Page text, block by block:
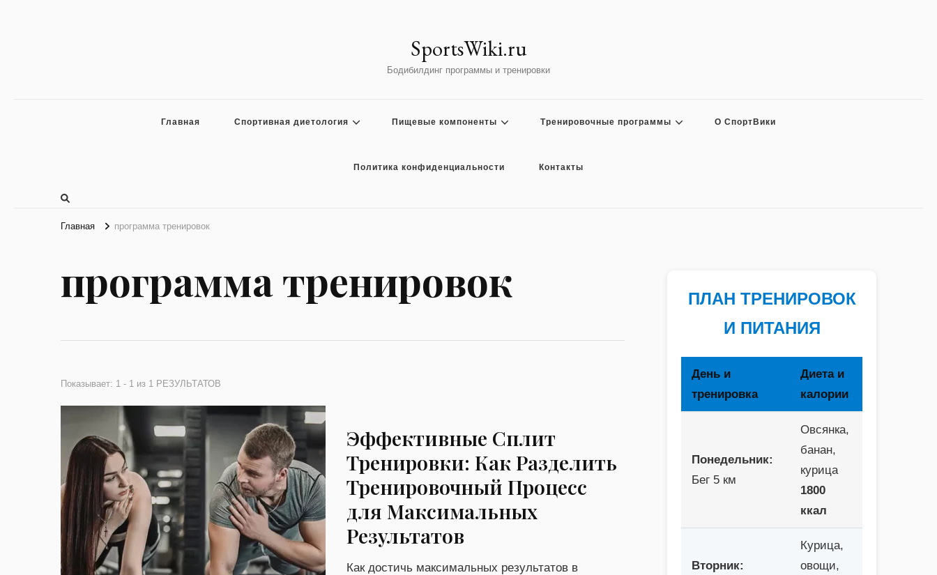
SportsWiki.ru
Бодибилдинг программы и тренировки
Главная Спортивная диетология Пищевые компоненты Тренировочные программы О СпортВики
Политика конфиденциальности Контакты
Главная программа тренировок
программа тренировок
Показывает: 1 - 1 из 1 РЕЗУЛЬТАТОВ
Эффективные Сплит
Тренировки: Как Разделить
Тренировочный Процесс
для Максимальных
Результатов
Как достичь максимальных результатов в
ПЛАН ТРЕНИРОВОК
И ПИТАНИЯ
День и
тренировка
Диета и
калории
Понедельник:
Бег 5 км
Овсянка,
банан,
курица
1800
ккал
Вторник:
Курица,
овощи,